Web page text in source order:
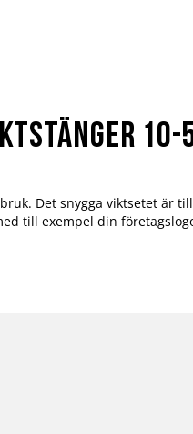
10-
Det snygga viktsetet är
till exempel din